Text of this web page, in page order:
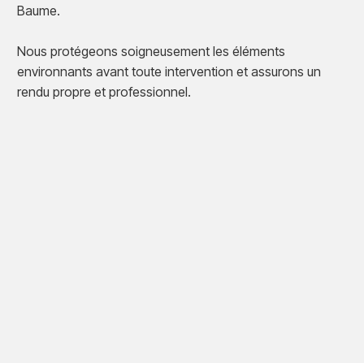
Baume.
Nous protégeons soigneusement les éléments
environnants avant toute intervention et assurons un
rendu propre et professionnel.